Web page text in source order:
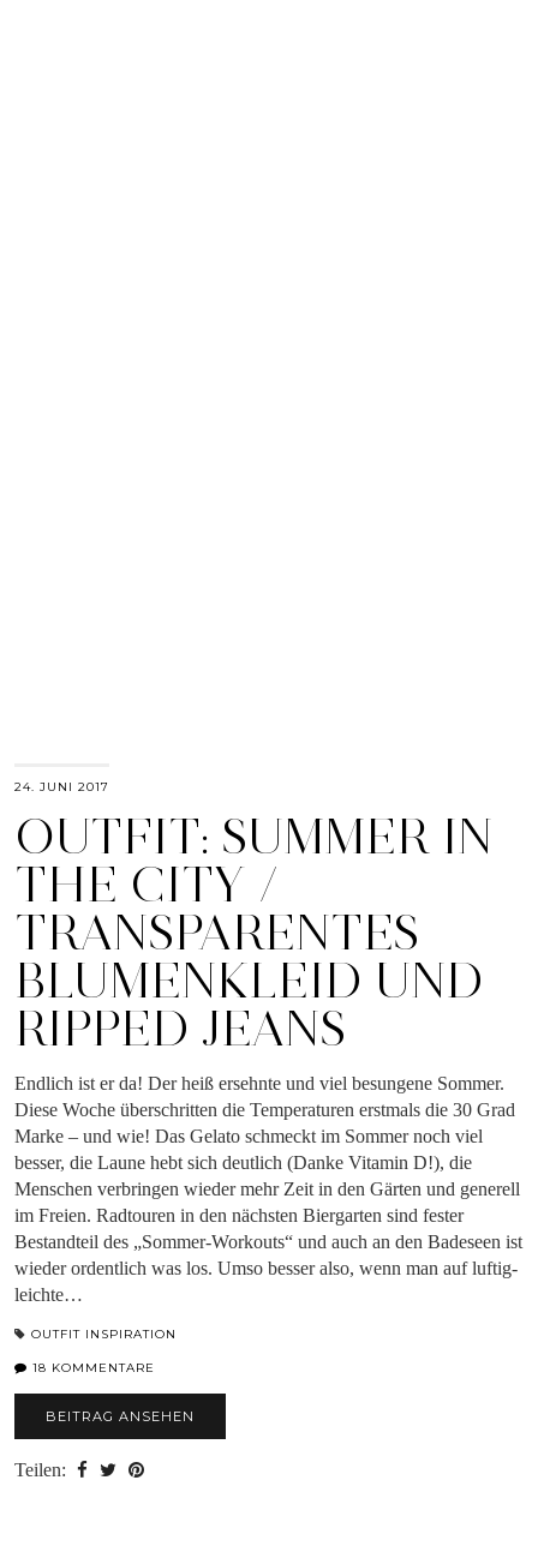
24. JUNI 2017
OUTFIT: SUMMER IN
THE CITY /
TRANSPARENTES
BLUMENKLEID UND
RIPPED JEANS
Endlich ist er da! Der heiß ersehnte und viel besungene Sommer.
Diese Woche überschritten die Temperaturen erstmals die 30 Grad
Marke – und wie! Das Gelato schmeckt im Sommer noch viel
besser, die Laune hebt sich deutlich (Danke Vitamin D!), die
Menschen verbringen wieder mehr Zeit in den Gärten und generell
im Freien. Radtouren in den nächsten Biergarten sind fester
Bestandteil des „Sommer-Workouts“ und auch an den Badeseen ist
wieder ordentlich was los. Umso besser also, wenn man auf luftig-
leichte…
OUTFIT INSPIRATION
18 KOMMENTARE
BEITRAG ANSEHEN
Teilen: